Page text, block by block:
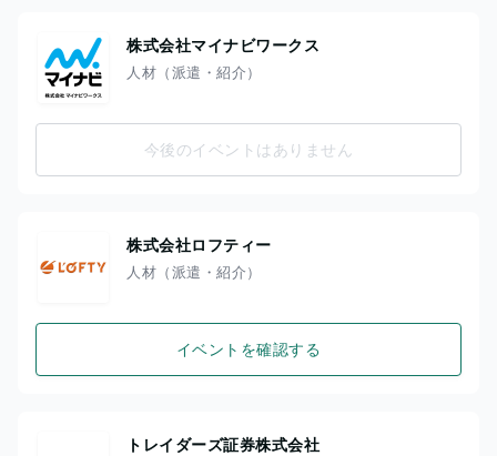
株式会社マイナビワークス
人材（派遣・紹介）
今後のイベントはありません
株式会社ロフティー
人材（派遣・紹介）
イベントを確認する
トレイダーズ証券株式会社